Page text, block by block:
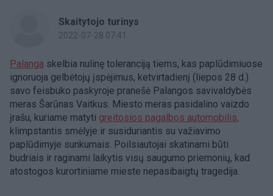
Skaitytojo turinys
2022-07-28 07:41
Palanga skelbia nulinę toleranciją tiems, kas paplūdimiuose
ignoruoja gelbėtojų įspėjimus, ketvirtadienį (liepos 28 d.)
savo feisbuko paskyroje pranešė Palangos savivaldybės
meras Šarūnas Vaitkus. Miesto meras pasidalino vaizdo
įrašu, kuriame matyti greitosios pagalbos automobilis,
klimpstantis smėlyje ir susiduriantis su važiavimo
paplūdimyje sunkumais. Poilsiautojai skatinami būti
budriais ir raginami laikytis visų saugumo priemonių, kad
atostogos kurortiniame mieste nepasibaigtų tragedija.